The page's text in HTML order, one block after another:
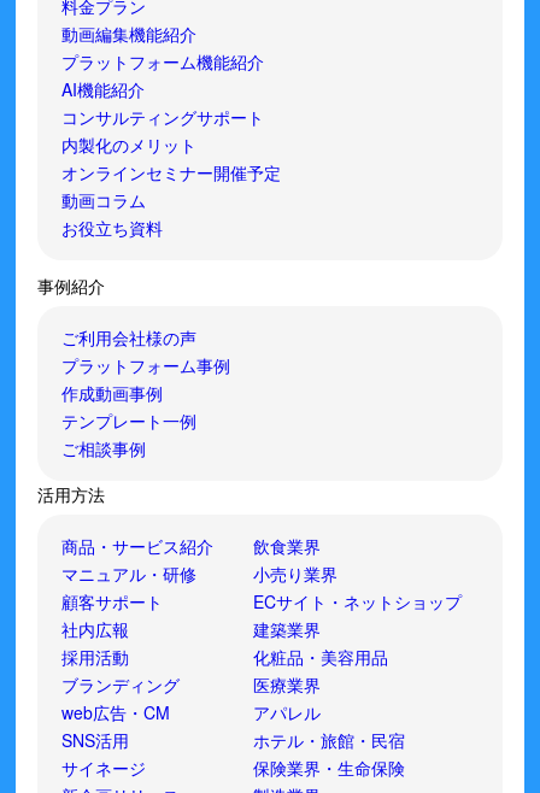
料金プラン
動画編集機能紹介
プラットフォーム機能紹介
AI機能紹介
コンサルティングサポート
内製化のメリット
オンラインセミナー開催予定
動画コラム
お役立ち資料
事例紹介
ご利用会社様の声
プラットフォーム事例
作成動画事例
テンプレート一例
ご相談事例
活用方法
商品・サービス紹介
マニュアル・研修
顧客サポート
社内広報
採用活動
ブランディング
web広告・CM
SNS活用
サイネージ
飲食業界
小売り業界
ECサイト・ネットショップ
建築業界
化粧品・美容用品
医療業界
アパレル
ホテル・旅館・民宿
保険業界・生命保険